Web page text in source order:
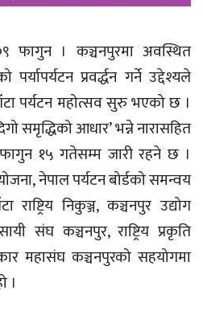
०९ फागुन । कञ्चनपुरमा अवस्थित
पर्यापर्यटन प्रवर्द्धन गर्ने उद्देश्यले
पर्यटन महोत्सव सुरु भएको छ ।
समृद्धिको आधार’ भन्ने नारासहित
१५ गतेसम्म जारी रहने छ ।
नेपाल पर्यटन बोर्डको समन्वय
निकुञ्ज, कञ्चनपुर उद्योग
संघ कञ्चनपुर, राष्ट्रिय प्रकृति
महासंघ कञ्चनपुरको सहयोगमा
।